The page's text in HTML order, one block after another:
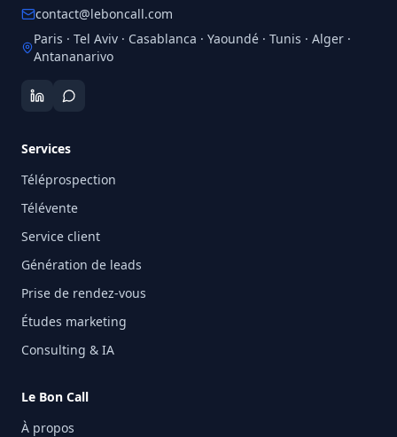
contact@leboncall.com
Paris · Tel Aviv · Casablanca · Yaoundé · Tunis · Alger ·
Antananarivo
Services
Téléprospection
Télévente
Service client
Génération de leads
Prise de rendez-vous
Études marketing
Consulting & IA
Le Bon Call
À propos